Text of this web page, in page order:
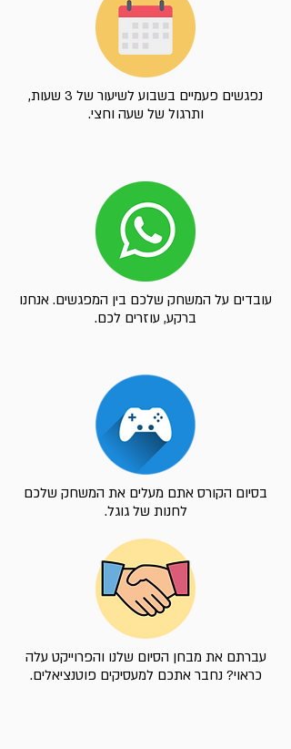
נפגשים פעמיים בשבוע לשיעור של 3 שעות,
ותרגול של שעה וחצי.
עובדים על המשחק שלכם בין המפגשים. אנחנו
ברקע, עוזרים לכם.
בסיום הקורס אתם מעלים את המשחק שלכם
לחנות של גוגל.
עברתם את מבחן הסיום שלנו והפרוייקט עלה
כראוי? נחבר אתכם למעסיקים פוטנציאלים.